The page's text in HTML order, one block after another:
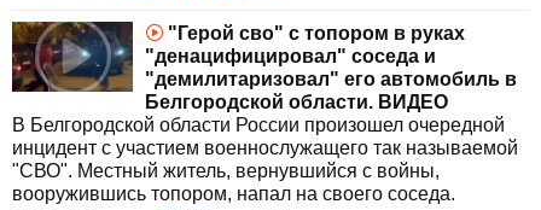
"Герой сво" с топором в руках
"денацифицировал" соседа и
"демилитаризовал" его автомобиль в
Белгородской области. ВИДЕО
В Белгородской области России произошел очередной
инцидент с участием военнослужащего так называемой
"СВО". Местный житель, вернувшийся с войны,
вооружившись топором, напал на своего соседа.